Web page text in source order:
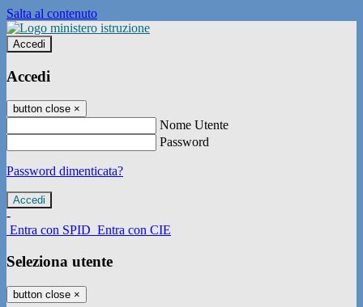
Salta al contenuto
Accedi
Accedi
button close ×
Nome Utente
Password
Password dimenticata?
-
Entra con SPID Entra con CIE
Seleziona utente
button close ×